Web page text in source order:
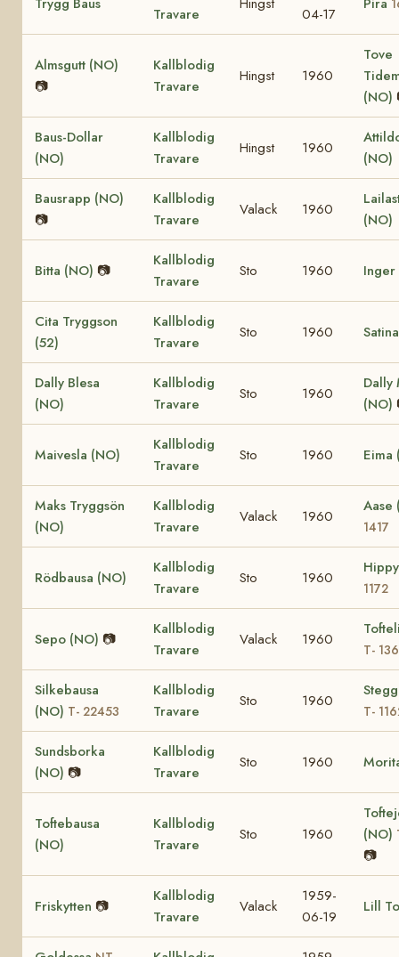
Travare
04-17
Almsgutt (NO)
📷
Kallblodig
Travare
Hingst 1960
Tove
(NO)
Baus-Dollar
(NO)
Kallblodig
Travare
Hingst 1960
(NO)
Bausrapp (NO)
📷
Kallblodig
Travare
Valack 1960
(NO)
Bitta (NO) 📷
Kallblodig
Travare
Sto 1960
Cita Tryggson
(52)
Kallblodig
Travare
Sto 1960
Dally Blesa
(NO)
Kallblodig
Travare
Sto 1960
Dally
(NO)
Maivesla (NO)
Kallblodig
Travare
Sto 1960 Eima
Maks Tryggsön
(NO)
Kallblodig
Travare
Valack 1960
1417
Rödbausa (NO)
Kallblodig
Travare
Sto 1960
1172
Sepo (NO) 📷
Kallblodig
Travare
Valack 1960
T-
Silkebausa
(NO) T- 22453
Kallblodig
Travare
Sto 1960
T-
Sundsborka
(NO) 📷
Kallblodig
Travare
Sto 1960
Toftebausa
(NO)
Kallblodig
Travare
Sto 1960
(NO)
📷
Friskytten 📷
Kallblodig
Travare
Valack
1959-
06-19
Lill